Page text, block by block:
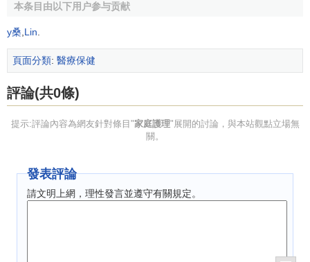
童約30萬人。這一大批殘疾兒童更需要家庭護理的參與。
過去曾嚴重危害人類健康的急、慢性傳染病已退居次要
地位，而與人類行為和生活方式以及社會心理因索有關的一
些非傳染性疾病(如心血管疾病、腦血管疾病、惡性腫瘤、意
外事故等)則成為人類的主要死亡原因。要使人們改變不良行
為和生活方式僅靠醫院的力量是遠遠不夠的，需通過社區廣
康。
本条目由以下用户参与贡献
y桑 Lin
頁面分類: 醫療保健
評論(共0條)
提示:評論內容為網友針對條目"家庭護理"展開的討論，與本站觀點立場無
關。
發表評論
請文明上網，理性發言並遵守有關規定。